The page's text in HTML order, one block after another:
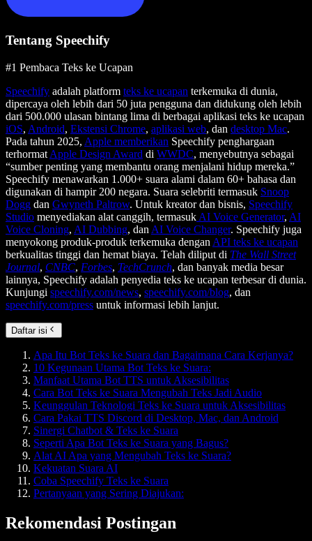
Tentang Speechify
#1 Pembaca Teks ke Ucapan
Speechify adalah platform teks ke ucapan terkemuka di dunia,
dipercaya oleh lebih dari 50 juta pengguna dan didukung oleh lebih
dari 500.000 ulasan bintang lima di berbagai aplikasi teks ke ucapan
iOS, Android, Ekstensi Chrome, aplikasi web, dan desktop Mac.
Pada tahun 2025, Apple memberikan Speechify penghargaan
terhormat Apple Design Award di WWDC, menyebutnya sebagai
“sumber penting yang membantu orang menjalani hidup mereka.”
Speechify menawarkan 1.000+ suara alami dalam 60+ bahasa dan
digunakan di hampir 200 negara. Suara selebriti termasuk Snoop
Dogg dan Gwyneth Paltrow. Untuk kreator dan bisnis, Speechify
Studio menyediakan alat canggih, termasuk AI Voice Generator, AI
Voice Cloning, AI Dubbing, dan AI Voice Changer. Speechify juga
menyokong produk-produk terkemuka dengan API teks ke ucapan
berkualitas tinggi dan hemat biaya. Telah diliput di The Wall Street
Journal, CNBC, Forbes, TechCrunch, dan banyak media besar
lainnya, Speechify adalah penyedia teks ke ucapan terbesar di dunia.
Kunjungi speechify.com/news, speechify.com/blog, dan
speechify.com/press untuk informasi lebih lanjut.
Daftar isi
Apa Itu Bot Teks ke Suara dan Bagaimana Cara Kerjanya?
10 Kegunaan Utama Bot Teks ke Suara:
Manfaat Utama Bot TTS untuk Aksesibilitas
Cara Bot Teks ke Suara Mengubah Teks Jadi Audio
Keunggulan Teknologi Teks ke Suara untuk Aksesibilitas
Cara Pakai TTS Discord di Desktop, Mac, dan Android
Sinergi Chatbot & Teks ke Suara
Seperti Apa Bot Teks ke Suara yang Bagus?
Alat AI Apa yang Mengubah Teks ke Suara?
Kekuatan Suara AI
Coba Speechify Teks ke Suara
Pertanyaan yang Sering Diajukan:
Rekomendasi Postingan